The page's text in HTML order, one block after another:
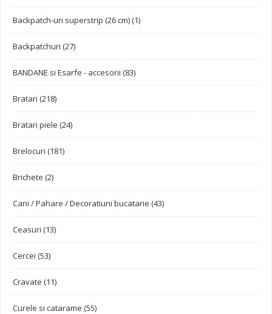
Backpatch-uri superstrip (26 cm) (1)
Backpatchuri (27)
BANDANE si Esarfe - accesorii (83)
Bratari (218)
Bratari piele (24)
Brelocuri (181)
Brichete (2)
Cani / Pahare / Decoratiuni bucatarie (43)
Ceasuri (13)
Cercei (53)
Cravate (11)
Curele si catarame (55)